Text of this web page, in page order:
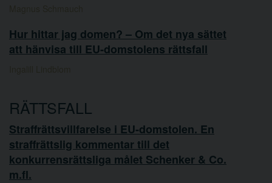
Hur hittar jag domen? – Om det nya sättet
att hänvisa till EU-domstolens rättsfall
RÄTTSFALL
Straffrättsvillfarelse i EU-domstolen. En
straffrättslig kommentar till det
konkurrensrättsliga målet Schenker & Co.
m.fl.